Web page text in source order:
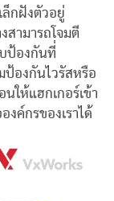
ล็กฝังตัวอยู่
สามารถโจมตี
บป้องกันที่
ป้องกันไวรัสหรือ
ให้แฮกเกอร์เข้า
ค์กรของเราได้